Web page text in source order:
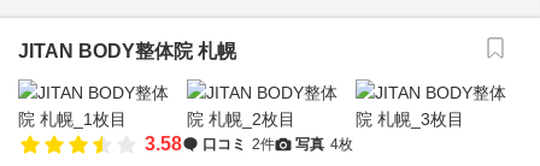
JITAN BODY整体院 札幌
3.58 口コミ 2件 写真 4枚